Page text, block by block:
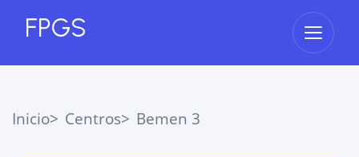
FPGS Abrir
Inicio Centros Bemen 3